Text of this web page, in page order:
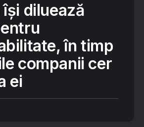
își diluează
în timp
companii cer
ei